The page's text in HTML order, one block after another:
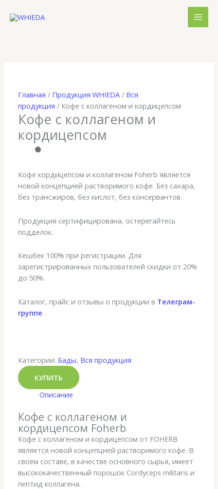
Главная / Продукция WHIEDA / Вся
продукция / Кофе с коллагеном и кордицепсом
Кофе с коллагеном и
кордицепсом
Кофе кордицепсом и коллагеном Foherb является
новой концепцией растворимого кофе. Без сахара,
без трансжиров, без кислот, без консервантов.
Продукция сертифицирована, остерегайтесь
подделок.
Кешбек 100% при регистрации. Для
зарегистрированных пользователей скидки от 20%
до 50%.
Каталог, прайс и отзывы о продукции в Телеграм-
группе
Категории: Бады, Вся продукция
КУПИТЬ
Описание
Кофе с коллагеном и
кордицепсом Foherb
Кофе с коллагеном и кордицепсом от FOHERB
является новой концепцией растворимого кофе. В
своем составе, в качестве основного сырья, имеет
высококачественный порошок Cordyceps militaris и
пептид коллагена.